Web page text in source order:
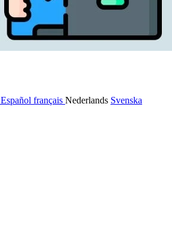
Español français Nederlands Svenska